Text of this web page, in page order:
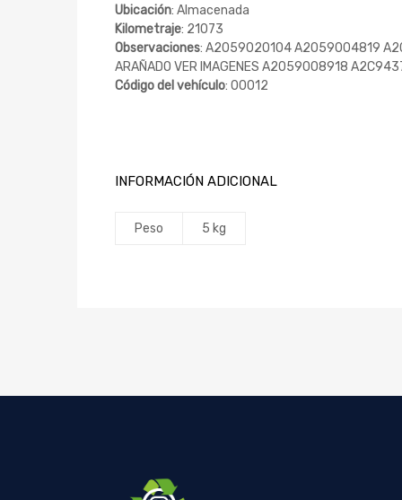
Ubicación: Almacenada
Kilometraje: 21073
Observaciones: A2059020104 A2059004819
ARAÑADO VER IMAGENES A2059008918
Código del vehículo: 00012
INFORMACIÓN ADICIONAL
Peso 5 kg